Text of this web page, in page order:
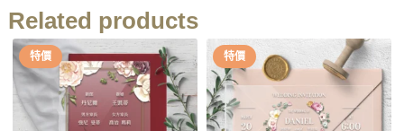
Related products
特價 特價